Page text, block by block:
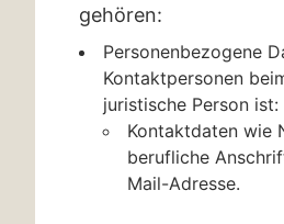
gehören:
Personenbezogene
Kontaktpersonen
juristische Person ist:
Kontaktdaten wie
berufliche
Mail-Adresse.